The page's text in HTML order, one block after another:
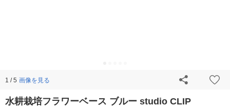
1 / 5 画像を見る
水耕栽培フラワーベース ブルー studio CLIP